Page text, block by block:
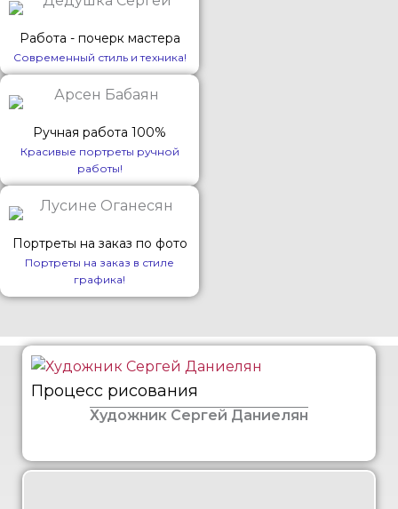
Работа - почерк мастера
Современный стиль и техника!
Ручная работа 100%
Красивые портреты ручной
работы!
Портреты на заказ по фото
Портреты на заказ в стиле
графика!
Процесс рисования
Художник Сергей Даниелян